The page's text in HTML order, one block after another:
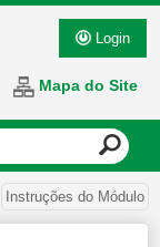
Login
Mapa do Site
Instruções do Módulo